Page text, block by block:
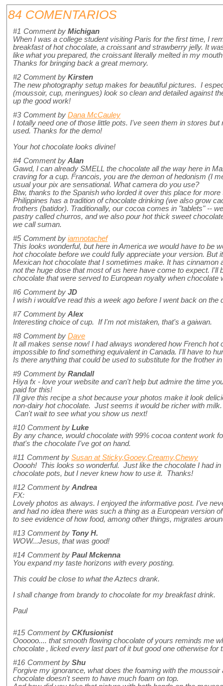
84 COMENTARIOS
#1 Comment by Michigan
When I was a college student visiting Paris for the first time, I
breakfast of hot chocolate, a croissant and strawberry jelly. It
like what you prepared, the croissant literally melted in my
Thanks for bringing back a great memory.
#2 Comment by Kirsten
The new photography setup makes for beautiful pictures. I
(moussoir, cup, meringues) look so clean and detailed against
up the good work!
#3 Comment by Dana McCauley
I totally need one of those little pots. I've seen them in stores
used. Thanks for the demo!
Your hot chocolate looks divine!
#4 Comment by Alan
Gawd, I can already SMELL the chocolate all the way here in
craving for a cup. Francois, you are the demon of hedonism (I
usual your pix are sensational. What camera do you use?
Btw, thanks to the Spanish who lorded it over this place for
Philippines has a tradition of chocolate drinking (we also grow
frothers (batidor). Traditionally, our cocoa comes in "tablets" --
pastry called churros, and we also pour hot thick sweet
we call suman.
#5 Comment by iamnotachef
This looks wonderful, but here in America we would have to be
hot chocolate before we could fully appreciate your version. But
Mexican hot chocolate that I sometimes make. It has cinnamon
not the huge dose that most of us here have come to expect. I'll
chocolate that were served to European royalty when chocolate
#6 Comment by JD
I wish i would've read this a week ago before I went back on the
#7 Comment by Alex
Interesting choice of cup. If I'm not mistaken, that's a gaiwan.
#8 Comment by Dave
It all makes sense now! I had always wondered how French
impossible to find something equivalent in Canada. I'll have to
Is there anything that could be used to substitute for the frother
#9 Comment by Randall
Hiya fx - love your website and can't help but admire the time
paid for this!
I'll give this recipe a shot because your photos make it look
non-dairy hot chocolate. Just seems it would be richer with
Can't wait to see what you show us next!
#10 Comment by Luke
By any chance, would chocolate with 99% cocoa content work
that's the chocolate I've got on hand.
#11 Comment by Susan at Sticky,Gooey,Creamy,Chewy
Ooooh! This looks so wonderful. Just like the chocolate I had
chocolate pots, but I never knew how to use it. Thanks!
#12 Comment by Andrea
FX:
Lovely photos as always. I enjoyed the informative post. I've
and had no idea there was such a thing as a European version
to see evidence of how food, among other things, migrates
#13 Comment by Tony H.
WOW...Jesus, that was good!
#14 Comment by Paul Mckenna
You expand my taste horizons with every posting.
This could be close to what the Aztecs drank.
I shall change from brandy to chocolate for my breakfast drink.
Paul
#15 Comment by CKfusionist
Oooooo.... that smooth flowing chocolate of yours reminds me
chocolate , licked every last part of it but good one otherwise for
#16 Comment by Shu
Forgive my ignorance, what does the foaming with the
chocolate doesn't seem to have much foam on top.